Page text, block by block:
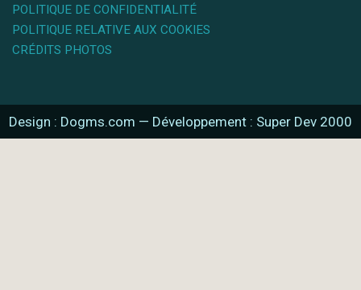
POLITIQUE DE CONFIDENTIALITÉ
POLITIQUE RELATIVE AUX COOKIES
CRÉDITS PHOTOS
Design : Dogms.com — Développement : Super Dev 2000